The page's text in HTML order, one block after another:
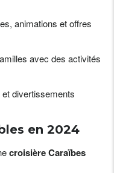
animations et offres
avec des activités
divertissements
en 2024
croisière Caraïbes